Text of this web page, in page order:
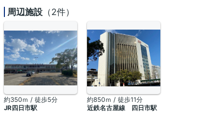
周辺施設 （2件）
約350ｍ / 徒歩5分
JR四日市駅
約850ｍ / 徒歩11分
近鉄名古屋線 四日市駅